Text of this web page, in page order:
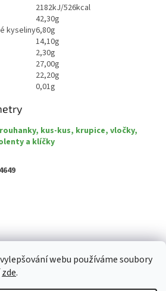
webu používáme soubory
zde.
2182kJ/526kcal
42,30g
kyseliny6,80g
14,10g
2,30g
27,00g
22,20g
0,01g
kus-kus, krupice, vločky,
a klíčky